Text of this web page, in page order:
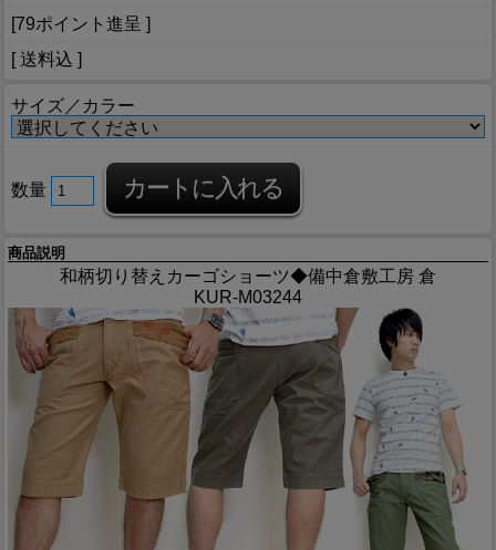
[79ポイント進呈 ]
[ 送料込 ]
サイズ／カラー
数量
商品説明
和柄切り替えカーゴショーツ◆備中倉敷工房 倉
KUR-M03244